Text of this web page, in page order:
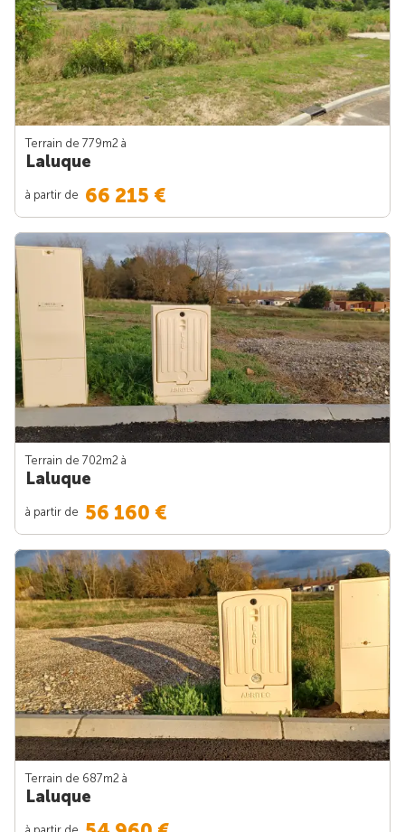
Terrain de 779m2 à
Laluque
à partir de 66 215 €
Terrain de 702m2 à
Laluque
à partir de 56 160 €
Terrain de 687m2 à
Laluque